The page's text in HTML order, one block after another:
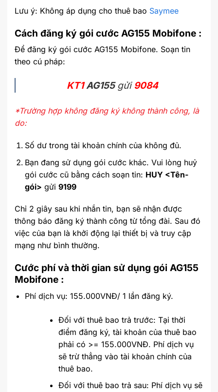
Lưu ý: Không áp dụng cho thuê bao Saymee
Cách đăng ký gói cước AG155 Mobifone :
Để đăng ký gói cước AG155 Mobifone. Soạn tin
theo cú pháp:
KT1AG155 gửi 9084
*Trường hợp không đăng ký không thành công, là
do:
Số dư trong tài khoản chính của không đủ.
Bạn đang sử dụng gói cước khác. Vui lòng huỷ
gói cước cũ bằng cách soạn tin: HUY <Tên-
gói> gửi 9199
Chỉ 2 giây sau khi nhắn tin, bạn sẽ nhận được
thông báo đăng ký thành công từ tổng đài. Sau đó
việc của bạn là khởi động lại thiết bị và truy cập
mạng như bình thường.
Cước phí và thời gian sử dụng gói AG155
Mobifone :
Phí dịch vụ: 155.000VNĐ/ 1 lần đăng ký.
Đối với thuê bao trả trước: Tại thời
điểm đăng ký, tài khoản của thuê bao
phải có >= 155.000VNĐ. Phí dịch vụ
sẽ trừ thẳng vào tài khoản chính của
thuê bao.
Đối với thuê bao trả sau: Phí dịch vụ sẽ